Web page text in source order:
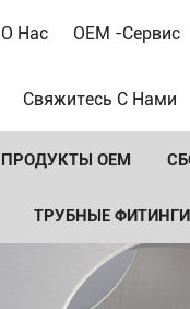
О Нас OEM -сервис
Свяжитесь С Нами
ПРОДУКТЫ OEM
ТРУБНЫЕ